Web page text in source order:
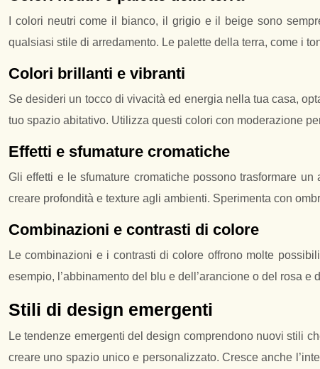
I colori neutri come il bianco, il grigio e il beige sono
qualsiasi stile di arredamento. Le palette della terra, come i
Colori brillanti e vibranti
Se desideri un tocco di vivacità ed energia nella tua casa,
tuo spazio abitativo. Utilizza questi colori con moderazione
Effetti e sfumature cromatiche
Gli effetti e le sfumature cromatiche possono trasformare
creare profondità e texture agli ambienti. Sperimenta con
Combinazioni e contrasti di colore
Le combinazioni e i contrasti di colore offrono molte
esempio, l’abbinamento del blu e dell’arancione o del rosa
Stili di design emergenti
Le tendenze emergenti del design comprendono nuovi stili
creare uno spazio unico e personalizzato. Cresce anche